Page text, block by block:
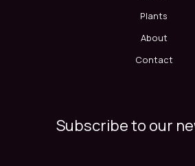
Plants
About
Contact
Subscribe to our